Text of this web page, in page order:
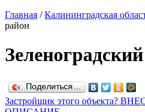
Главная / Калининградская
район
Поделиться…
Застройщик этого объекта?